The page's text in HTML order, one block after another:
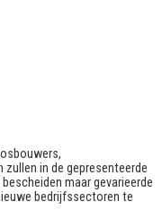
in de gepresenteerde
maar gevarieerde
bedrijfssectoren te